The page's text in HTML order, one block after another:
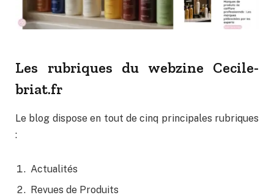
Les rubriques du webzine Cecile-
briat.fr
Le blog dispose en tout de cinq principales rubriques
:
Actualités
Revues de Produits